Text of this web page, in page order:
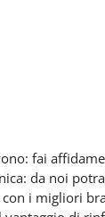
fai
da noi
i migliori